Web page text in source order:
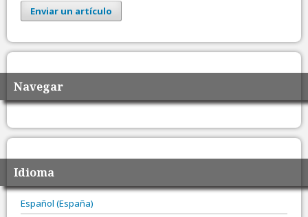
Enviar un artículo
Navegar
Idioma
Español (España)